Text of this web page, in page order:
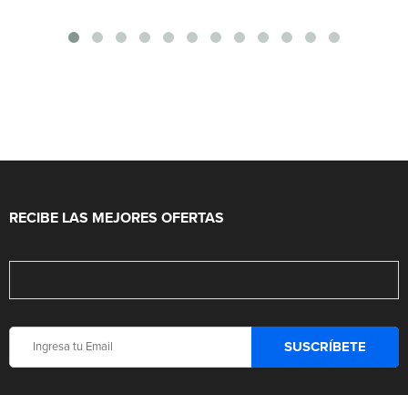
RECIBE LAS MEJORES OFERTAS